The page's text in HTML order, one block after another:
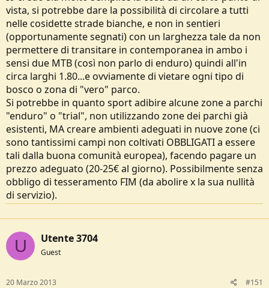
vista, si potrebbe dare la possibilità di circolare a tutti
nelle cosidette strade bianche, e non in sentieri
(opportunamente segnati) con un larghezza tale da non
permettere di transitare in contemporanea in ambo i
sensi due MTB (così non parlo di enduro) quindi all'in
circa larghi 1.80...e ovviamente di vietare ogni tipo di
bosco o zona di "vero" parco.
Si potrebbe in quanto sport adibire alcune zone a parchi
"enduro" o "trial", non utilizzando zone dei parchi già
esistenti, MA creare ambienti adeguati in nuove zone (ci
sono tantissimi campi non coltivati OBBLIGATI a essere
tali dalla buona comunità europea), facendo pagare un
prezzo adeguato (20-25€ al giorno). Possibilmente senza
obbligo di tesseramento FIM (da abolire x la sua nullità
di servizio).
U Utente 3704
Guest
20 Marzo 2013 #151